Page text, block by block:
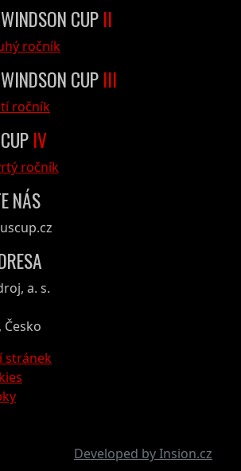
CUPII
ročník
CUPIII
ročník
IV
ročník
NÁS
a. s.
Česko
stránek
Developed by Insion.cz